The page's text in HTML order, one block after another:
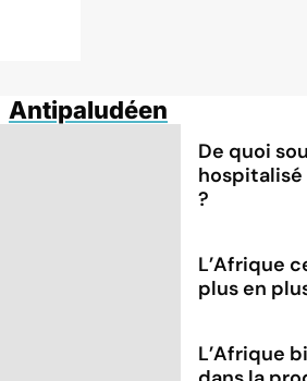
Antipaludéen
De quoi
?
L’Afrique
plus en
L’Afrique